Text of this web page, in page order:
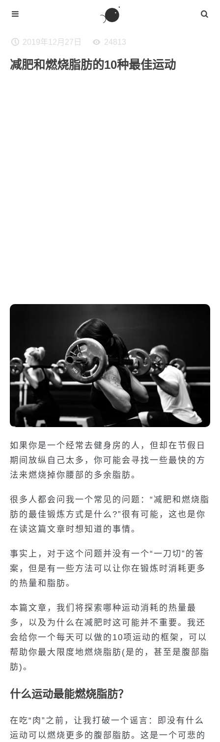
2019年12月27日 24813
减肥和燃烧脂肪的10种最佳运动
如果你是一个经常去健身房的人，但却在节假日
期间放纵自己太多，你可能会寻找一些最快的方
法来燃烧掉你腰部的多余脂肪。
很多人都会问我一个常见的问题：“减肥和燃烧脂
肪的最佳锻炼方式是什么?”很有可能，这也是你
在读这篇文章时想知道的事情。
事实上，对于这个问题并没有一个“一刀切”的答
案，但是有一些方法可以让你在锻炼时消耗更多
的热量和脂肪。
本篇文章，我们将探索哪种运动消耗的热量最
多，以及为什么在减肥时这可能并不重要。我还
会给你一个每天可以做的10项运动的框架，可以
帮助你最大限度地燃烧脂肪(是的，甚至是腹部脂
肪)。
什么运动最能燃烧脂肪？
在吃“肉”之前，让我打破一个谣言：即没有什么
运动可以燃烧更多的腹部脂肪。这是一个可悲的